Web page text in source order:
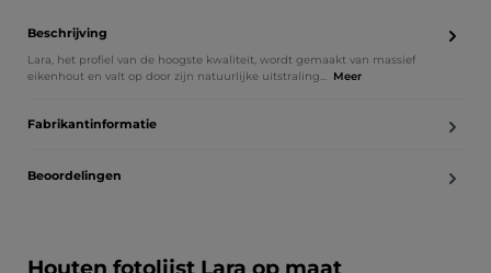
Beschrijving
Lara, het profiel van de hoogste kwaliteit, wordt gemaakt van massief
eikenhout en valt op door zijn natuurlijke uitstraling… Meer
Fabrikantinformatie
Beoordelingen
Houten fotolijst Lara op maat